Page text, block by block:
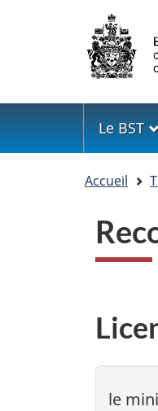
de
la
langue
Menu
Le BST
Accueil
le